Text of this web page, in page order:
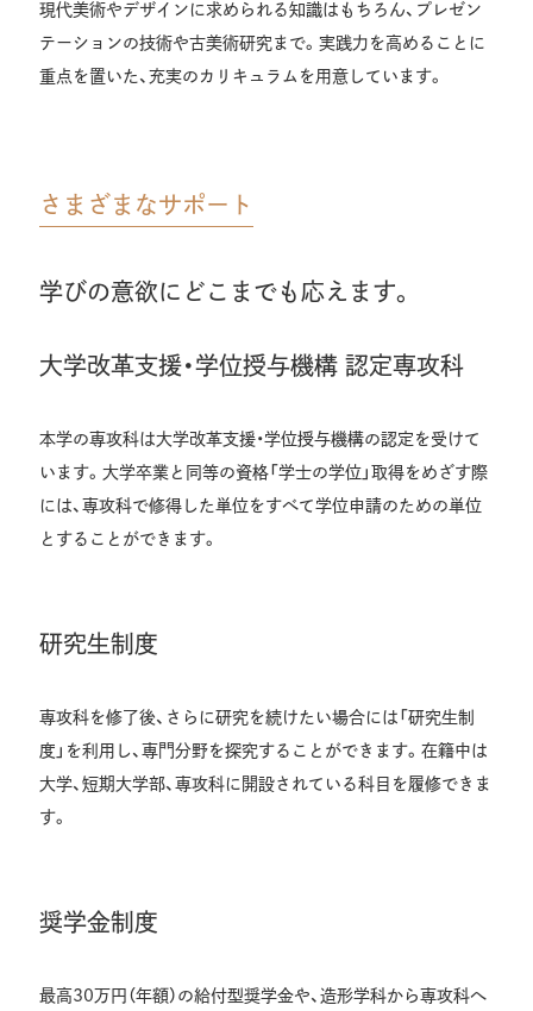
現代美術やデザインに求められる知識はもちろん、プレゼン
テーションの技術や古美術研究まで。実践力を高めることに
重点を置いた、充実のカリキュラムを用意しています。
さまざまなサポート
学びの意欲にどこまでも応えます。
大学改革支援・学位授与機構 認定専攻科
本学の専攻科は大学改革支援・学位授与機構の認定を受けて
います。大学卒業と同等の資格「学士の学位」取得をめざす際
には、専攻科で修得した単位をすべて学位申請のための単位
とすることができます。
研究生制度
専攻科を修了後、さらに研究を続けたい場合には「研究生制
度」を利用し、専門分野を探究することができます。在籍中は
大学、短期大学部、専攻科に開設されている科目を履修できま
す。
奨学金制度
最高30万円（年額）の給付型奨学金や、造形学科から専攻科へ